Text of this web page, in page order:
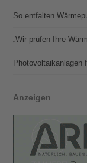
So entfalten
„Wir prüfen Ihre
Photovoltaik­­anlagen
Anzeigen